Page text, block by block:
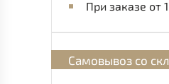
При заказе от
Самовывоз со